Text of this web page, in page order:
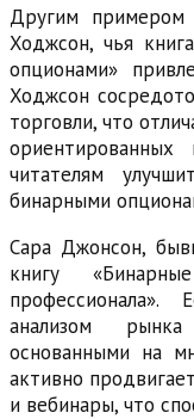
Другим примером
Ходжсон, чья
опционами»
Ходжсон
торговли, что
читателям
бинарными
Сара Джонсон,
книгу
анализом
основанными на
активно
и вебинары, что